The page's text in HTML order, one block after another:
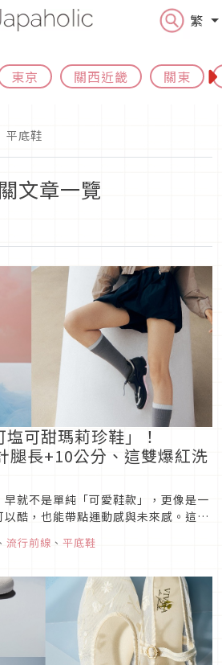
繁
東京 關西近畿 關東
平底鞋
文章一覽
可甜瑪莉珍鞋」！
腿長+10公分、這雙爆紅洗
就不是單純「可愛鞋款」，更像是一
酷，也能帶點運動感與未來感。這次
、 流行前線 、 平底鞋